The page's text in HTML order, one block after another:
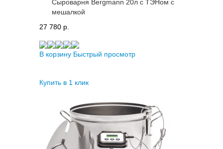
Сыроварня Bergmann 20л с ТЭНом с
мешалкой
27 780 p.
В корзину Быстрый просмотр
Купить в 1 клик